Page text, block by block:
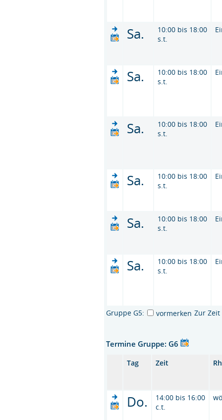
Sa.
10:00 bis 18:00
s.t.
Sa.
10:00 bis 18:00
s.t.
Sa.
10:00 bis 18:00
s.t.
Sa.
10:00 bis 18:00
s.t.
Sa.
10:00 bis 18:00
s.t.
Sa.
10:00 bis 18:00
s.t.
Gruppe G5: vormerken Zur
Termine Gruppe: G6
Tag Zeit
Do.
14:00 bis 16:00
c.t.